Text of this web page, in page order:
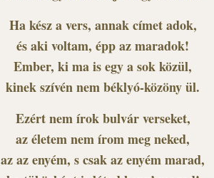
Ha kész a vers, annak címet adok,
és aki voltam, épp az maradok!
Ember, ki ma is egy a sok közül,
kinek szívén nem béklyó-közöny ül.
Ezért nem írok bulvár verseket,
az életem nem írom meg neked,
az az enyém, s csak az enyém marad,